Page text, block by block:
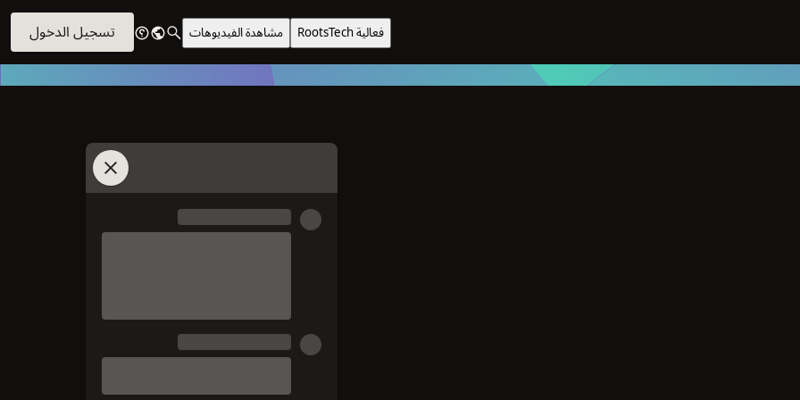
فعالية RootsTech مشاهدة الفيديوهات تسجيل الدخول
انضم إلى الدردشة